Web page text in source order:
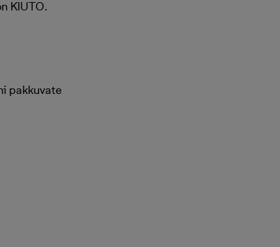
KIUTO.
pakkuvate